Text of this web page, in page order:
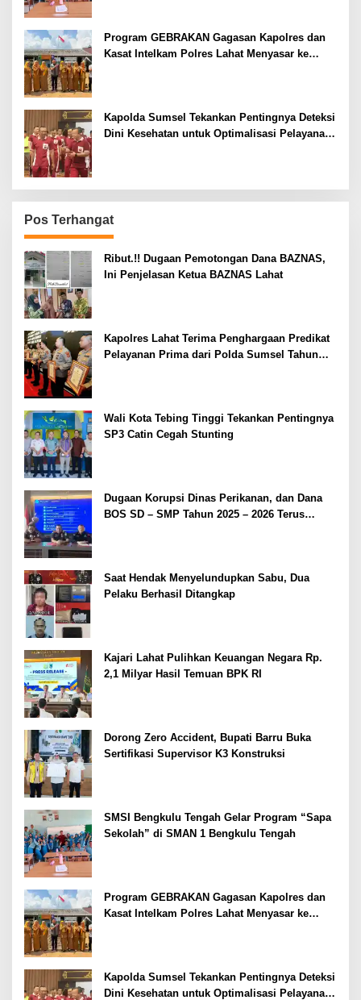
Program GEBRAKAN Gagasan Kapolres dan
Kasat Intelkam Polres Lahat Menyasar ke
Kapolda Sumsel Tekankan Pentingnya Deteksi
Dini Kesehatan untuk Optimalisasi Pelayanan
Pos Terhangat
Ribut.!! Dugaan Pemotongan Dana BAZNAS,
Ini Penjelasan Ketua BAZNAS Lahat
Kapolres Lahat Terima Penghargaan Predikat
Pelayanan Prima dari Polda Sumsel Tahun
Wali Kota Tebing Tinggi Tekankan Pentingnya
SP3 Catin Cegah Stunting
Dugaan Korupsi Dinas Perikanan, dan Dana
BOS SD – SMP Tahun 2025 – 2026 Terus
Saat Hendak Menyelundupkan Sabu, Dua
Pelaku Berhasil Ditangkap
Kajari Lahat Pulihkan Keuangan Negara Rp.
2,1 Milyar Hasil Temuan BPK RI
Dorong Zero Accident, Bupati Barru Buka
Sertifikasi Supervisor K3 Konstruksi
SMSI Bengkulu Tengah Gelar Program “Sapa
Sekolah” di SMAN 1 Bengkulu Tengah
Program GEBRAKAN Gagasan Kapolres dan
Kasat Intelkam Polres Lahat Menyasar ke
Kapolda Sumsel Tekankan Pentingnya Deteksi
Dini Kesehatan untuk Optimalisasi Pelayanan